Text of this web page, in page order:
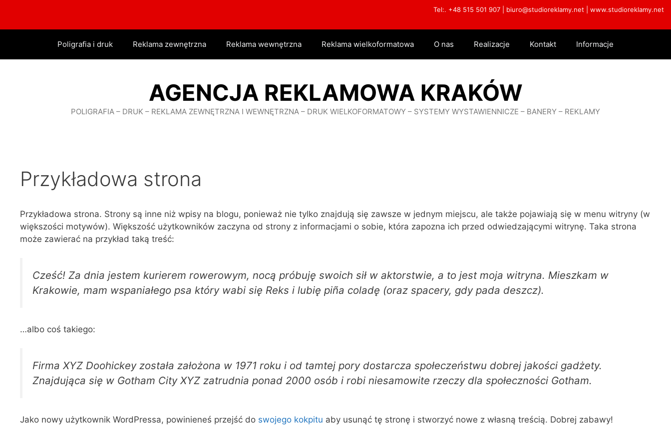
treści
Tel:. +48 515 501 907 | biuro@studioreklamy.net www.studioreklamy.net
Poligrafia i druk Reklama zewnętrzna Reklama wewnętrzna Reklama wielkoformatowa O nas Realizacje Kontakt Informacje
AGENCJA REKLAMOWA KRAKÓW
POLIGRAFIA – DRUK – REKLAMA ZEWNĘTRZNA I WEWNĘTRZNA – DRUK WIELKOFORMATOWY – SYSTEMY WYSTAWIENNICZE – BANERY – REKLAMY
Przykładowa strona
Przykładowa strona. Strony są inne niż wpisy na blogu, ponieważ nie tylko znajdują się zawsze w jednym miejscu, ale także pojawiają się w menu witryny (w
większości motywów). Większość użytkowników zaczyna od strony z informacjami o sobie, która zapozna ich przed odwiedzającymi witrynę. Taka strona
może zawierać na przykład taką treść:
Cześć! Za dnia jestem kurierem rowerowym, nocą próbuję swoich sił w aktorstwie, a to jest moja witryna. Mieszkam w
Krakowie, mam wspaniałego psa który wabi się Reks i lubię piña coladę (oraz spacery, gdy pada deszcz).
…albo coś takiego:
Firma XYZ Doohickey została założona w 1971 roku i od tamtej pory dostarcza społeczeństwu dobrej jakości gadżety.
Znajdująca się w Gotham City XYZ zatrudnia ponad 2000 osób i robi niesamowite rzeczy dla społeczności Gotham.
Jako nowy użytkownik WordPressa, powinieneś przejść do swojego kokpitu aby usunąć tę stronę i stworzyć nowe z własną treścią. Dobrej zabawy!